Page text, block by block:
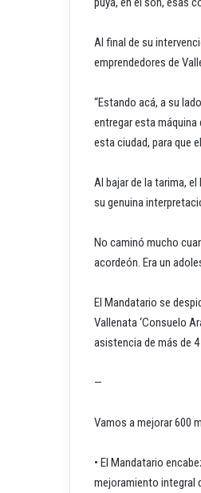
Al final de su
emprendedores de
“Estando acá, a su
entregar esta
esta ciudad, para que
Al bajar de la tarima,
su genuina
No caminó mucho
acordeón. Era un
El Mandatario se
Vallenata ‘Consuelo
asistencia de más de
—
Vamos a mejorar 600
• El Mandatario
mejoramiento integral